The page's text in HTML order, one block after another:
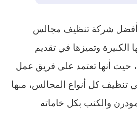
أفضل شركة تنظيف مجالس
الكبيرة وتميزها في تقديم
حيث أنها تعتمد على فريق عمل
كل أنواع المجالس، منها
والكنب بكل خاماته